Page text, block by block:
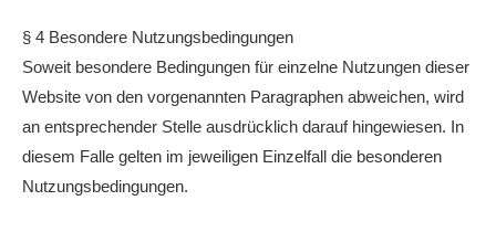
§ 4 Besondere Nutzungsbedingungen
Soweit besondere Bedingungen für einzelne Nutzungen dieser
Website von den vorgenannten Paragraphen abweichen, wird
an entsprechender Stelle ausdrücklich darauf hingewiesen. In
diesem Falle gelten im jeweiligen Einzelfall die besonderen
Nutzungsbedingungen.